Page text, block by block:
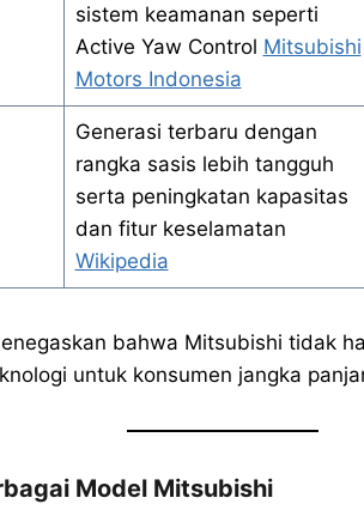
sistem keamanan seperti
Active Yaw Control Mitsubishi
Motors Indonesia
Generasi terbaru dengan
rangka sasis lebih tangguh
serta peningkatan kapasitas
dan fitur keselamatan
Wikipedia
bahwa Mitsubishi tidak
untuk konsumen jangka
Model Mitsubishi